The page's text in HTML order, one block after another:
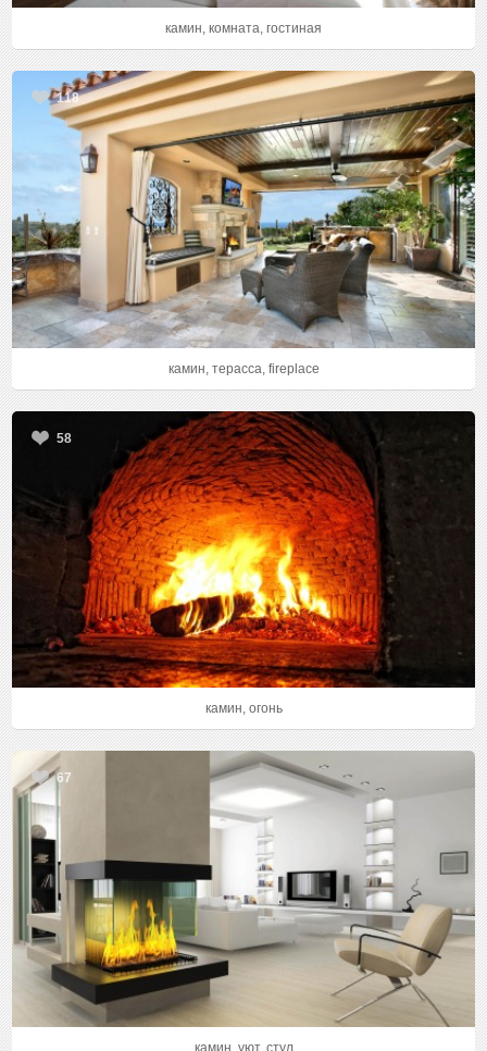
камин, комната, гостиная
118
камин, терасса, fireplace
58
камин, огонь
67